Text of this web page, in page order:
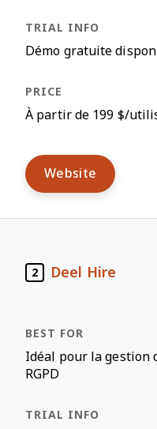
Démo gratuite
À partir de 199 $/
Website
2 Deel Hire
Idéal pour la gestion
RGPD